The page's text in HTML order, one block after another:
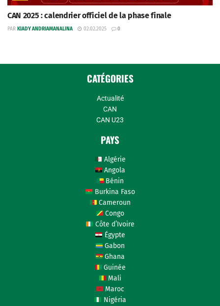
CAN 2025 : calendrier officiel de la phase finale
PAR KIADY ANDRIAMANALINA 02.02.2025 0
CATÉGORIES
Actualité
CAN
CAN U23
PAYS
Algérie
Angola
Bénin
Burkina Faso
Cameroun
Congo
Côte d’Ivoire
Égypte
Gabon
Ghana
Guinée
Mali
Maroc
Nigéria